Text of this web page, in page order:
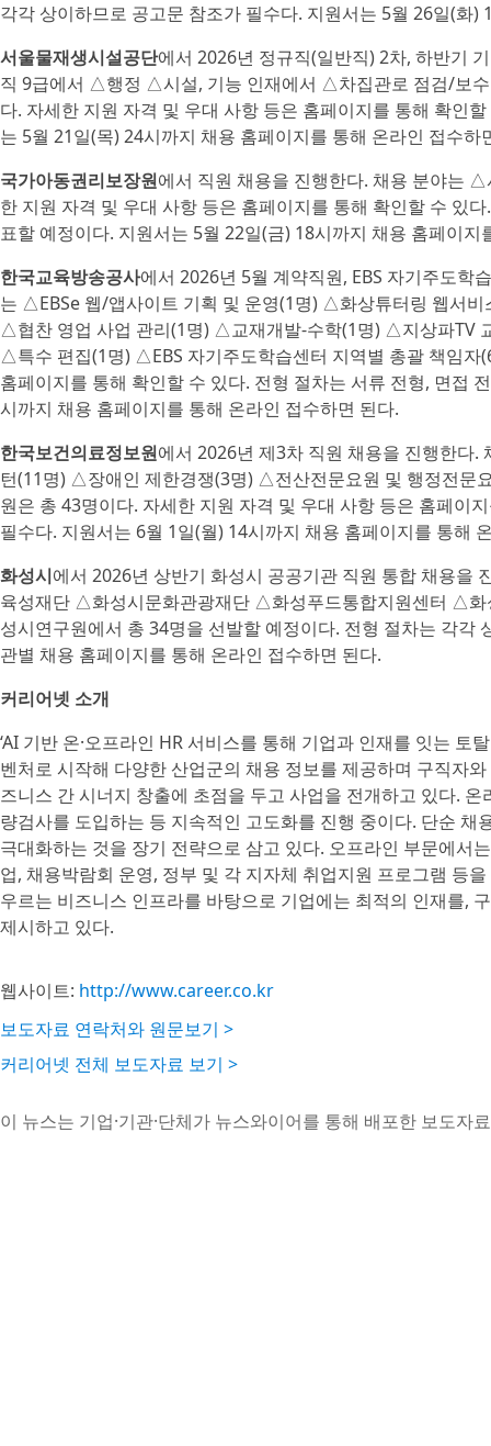
각각 상이하므로 공고문 참조가 필수다. 지원서는 5월 26일(화
서울물재생시설공단에서 2026년 정규직(일반직) 2차, 하반기
직 9급에서 △행정 △시설, 기능 인재에서 △차집관로 점검/보
다. 자세한 지원 자격 및 우대 사항 등은 홈페이지를 통해 확인
는 5월 21일(목) 24시까지 채용 홈페이지를 통해 온라인 접수하
국가아동권리보장원에서 직원 채용을 진행한다. 채용 분야는
한 지원 자격 및 우대 사항 등은 홈페이지를 통해 확인할 수 있
표할 예정이다. 지원서는 5월 22일(금) 18시까지 채용 홈페이지
한국교육방송공사에서 2026년 5월 계약직원, EBS 자기주도학
는 △EBSe 웹/앱사이트 기획 및 운영(1명) △화상튜터링 웹서
△협찬 영업 사업 관리(1명) △교재개발-수학(1명) △지상파TV
△특수 편집(1명) △EBS 자기주도학습센터 지역별 총괄 책임자
홈페이지를 통해 확인할 수 있다. 전형 절차는 서류 전형, 면접
시까지 채용 홈페이지를 통해 온라인 접수하면 된다.
한국보건의료정보원에서 2026년 제3차 직원 채용을 진행한
턴(11명) △장애인 제한경쟁(3명) △전산전문요원 및 행정전
원은 총 43명이다. 자세한 지원 자격 및 우대 사항 등은 홈페이
필수다. 지원서는 6월 1일(월) 14시까지 채용 홈페이지를 통해
화성시에서 2026년 상반기 화성시 공공기관 직원 통합 채용
육성재단 △화성시문화관광재단 △화성푸드통합지원센터 △
성시연구원에서 총 34명을 선발할 예정이다. 전형 절차는 각
관별 채용 홈페이지를 통해 온라인 접수하면 된다.
커리어넷 소개
‘AI 기반 온·오프라인 HR 서비스를 통해 기업과 인재를 잇는
벤처로 시작해 다양한 산업군의 채용 정보를 제공하며 구직자
즈니스 간 시너지 창출에 초점을 두고 사업을 전개하고 있다.
량검사를 도입하는 등 지속적인 고도화를 진행 중이다. 단순
극대화하는 것을 장기 전략으로 삼고 있다. 오프라인 부문에서
업, 채용박람회 운영, 정부 및 각 지자체 취업지원 프로그램 등
우르는 비즈니스 인프라를 바탕으로 기업에는 최적의 인재를,
제시하고 있다.
웹사이트: http://www.career.co.kr
보도자료 연락처와 원문보기 >
커리어넷 전체 보도자료 보기 >
이 뉴스는 기업·기관·단체가 뉴스와이어를 통해 배포한 보도자